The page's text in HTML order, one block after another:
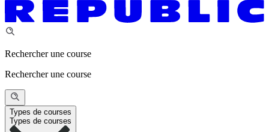
Rechercher une course
Rechercher une course
Types de courses
Types de courses